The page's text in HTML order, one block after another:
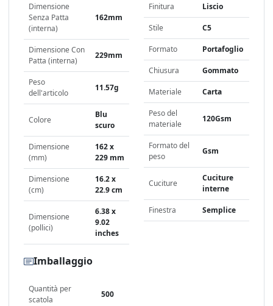
Dimensione
Senza Patta
(interna)
162mm
Dimensione Con
Patta (interna)
229mm
Peso
dell'articolo
11.57g
Colore
Blu
scuro
Dimensione
(mm)
162 x
229 mm
Dimensione
(cm)
16.2 x
22.9 cm
Dimensione
(pollici)
6.38 x
9.02
inches
Finitura Liscio
Stile C5
Formato Portafoglio
Chiusura Gommato
Materiale Carta
Peso del
materiale
120Gsm
Formato del
peso
Gsm
Cuciture
Cuciture
interne
Finestra Semplice
Imballaggio
Quantità per
scatola
500